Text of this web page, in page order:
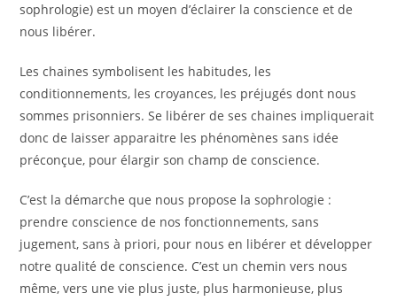
sophrologie) est un moyen d’éclairer la conscience et de
nous libérer.
Les chaines symbolisent les habitudes, les
conditionnements, les croyances, les préjugés dont nous
sommes prisonniers. Se libérer de ses chaines impliquerait
donc de laisser apparaitre les phénomènes sans idée
préconçue, pour élargir son champ de conscience.
C’est la démarche que nous propose la sophrologie :
prendre conscience de nos fonctionnements, sans
jugement, sans à priori, pour nous en libérer et développer
notre qualité de conscience. C’est un chemin vers nous
même, vers une vie plus juste, plus harmonieuse, plus